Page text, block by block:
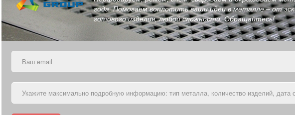
года. Помогаем воплотить ваши идеи в металле – от
готового изделия, любой сложности. Обращайтесь!